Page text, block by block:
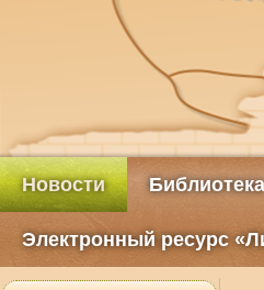
Новости Библиотека
Электронный ресурс